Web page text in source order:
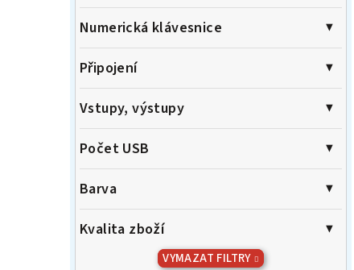
Numerická klávesnice
Připojení
Vstupy, výstupy
Počet USB
Barva
Kvalita zboží
VYMAZAT FILTRY